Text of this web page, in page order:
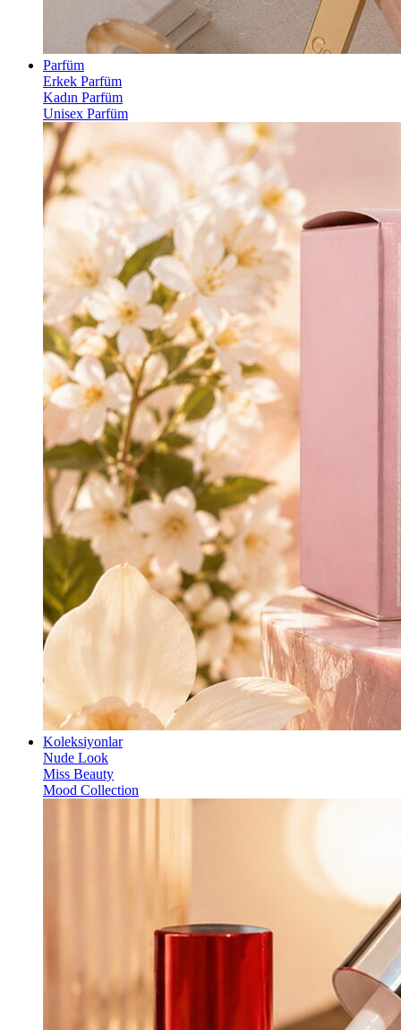
Parfüm
Erkek Parfüm
Kadın Parfüm
Unisex Parfüm
Koleksiyonlar
Nude Look
Miss Beauty
Mood Collection